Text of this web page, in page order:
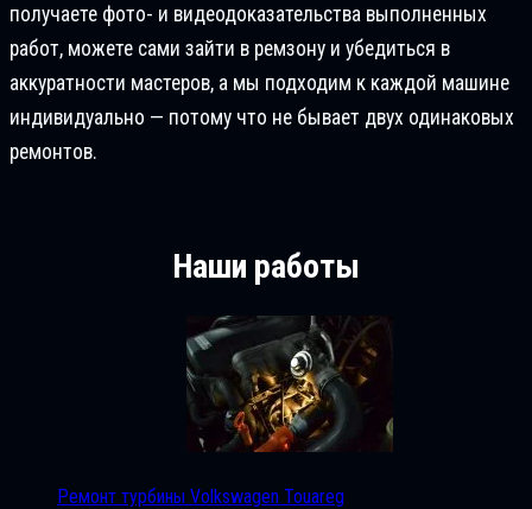
получаете фото- и видеодоказательства выполненных
работ, можете сами зайти в ремзону и убедиться в
аккуратности мастеров, а мы подходим к каждой машине
индивидуально — потому что не бывает двух одинаковых
ремонтов.
Наши работы
Ремонт турбины Volkswagen Touareg